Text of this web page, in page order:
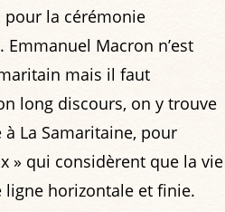
la cérémonie
Macron n’est
mais il faut
long discours, on y trouve
La Samaritaine, pour
» qui considèrent que la vie
ligne horizontale et finie.